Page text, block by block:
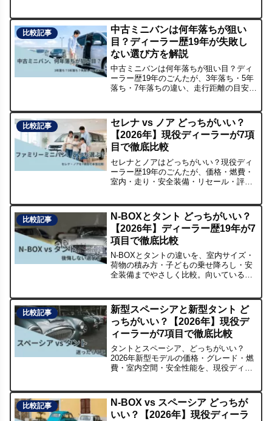
比較記事
中古ミニバンは何年落ちが狙い
目？ディーラー歴19年が失敗し
ない選び方を解説
中古ミニバンは何年落ちが狙い目？ディ
ーラー歴19年のごんたが、3年落ち・5年
落ち・7年落ちの違い、走行距離の目安、
比較記事
セレナ vs ノア どっちがいい？
【2026年】現役ディーラーが7項
目で徹底比較
セレナとノアはどっちがいい？現役ディ
ーラー歴19年のごんたが、価格・燃費・
室内・走り・安全装備・リセール・評判
比較記事
N-BOXとタント どっちがいい？
【2026年】ディーラー歴19年が7
項目で徹底比較
N-BOXとタントの違いを、室内サイズ・
荷物の積み方・子どもの乗せ降ろし・安
全装備までやさしく比較。向いている人
も解説。
比較記事
新型スペーシアと新型タント ど
っちがいい？【2026年】現役デ
ィーラーが7項目で徹底比較
タントとスペーシア、どっちがいい？
2026年新型モデルの価格・グレード・燃
費・室内空間・安全性能を、現役ディー
比較記事
N-BOX vs スペーシア どっちが
いい？【2026年】現役ディーラ